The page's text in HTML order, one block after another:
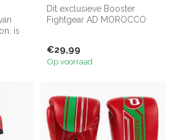
is
Dit exclusieve Booster
Fightgear AD MOROCCO
€29,99
Op voorraad